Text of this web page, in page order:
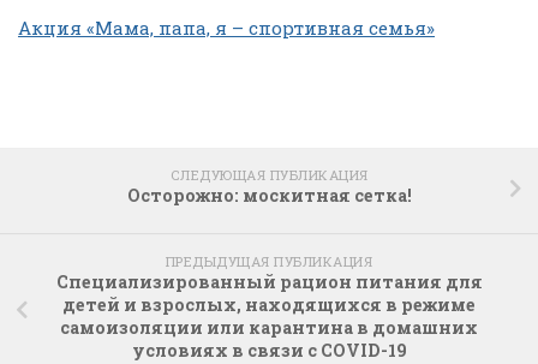
Акция «Мама, папа, я – спортивная семья»
СЛЕДУЮЩАЯ ПУБЛИКАЦИЯ
Осторожно: москитная сетка!
ПРЕДЫДУЩАЯ ПУБЛИКАЦИЯ
Специализированный рацион питания для
детей и взрослых, находящихся в режиме
самоизоляции или карантина в домашних
условиях в связи с COVID-19